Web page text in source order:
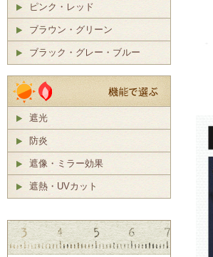
ピンク・レッド
ブラウン・グリーン
ブラック・グレー・ブルー
遮光
防炎
遮像・ミラー効果
遮熱・UVカット